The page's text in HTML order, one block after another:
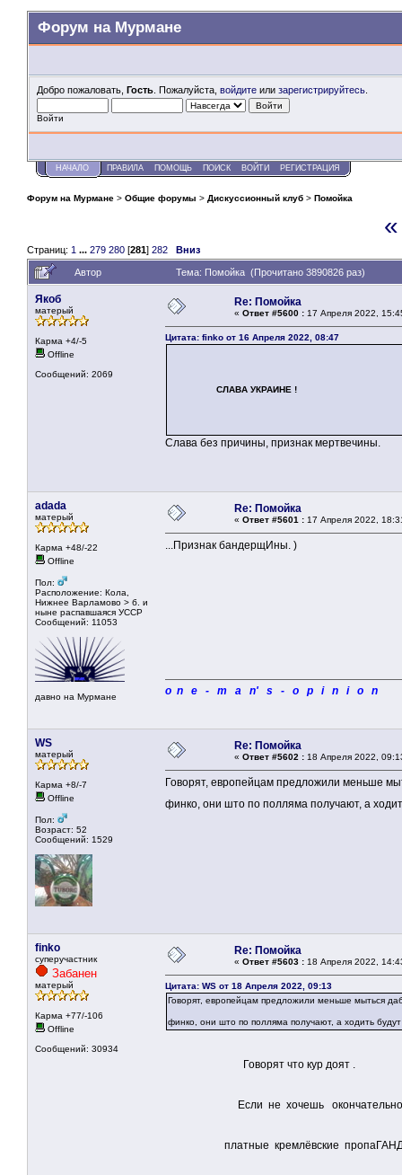
Форум на Мурмане
Добро пожаловать, Гость . Пожалуйста, войдите или зарегистрируйтесь
Войти
НАЧАЛО ПРАВИЛА ПОМОЩЬ ПОИСК ВОЙТИ РЕГИСТРАЦИЯ
Форум на Мурмане > Общие форумы > Дискуссионный клуб > Помойка
Страниц: 1 ... 279 280 [281] 282 Вниз
Автор Тема: Помойка (Прочитано 3890826 раз)
Якоб
матерый
Карма +4/-5
Offline
Сообщений: 2069
Re: Помойка
« Ответ #5600 : 17 Апреля 2022,
Цитата: finko от 16 Апреля 2022, 08:47
СЛАВА УКРАИНЕ !
Слава без причины, признак мертвечины.
adada
матерый
Карма +48/-22
Offline
Пол:
Расположение: Кола,
Нижнее Варламово > б. и
ныне распавшаяся УССР
Сообщений: 11053
давно на Мурмане
Re: Помойка
« Ответ #5601 : 17 Апреля 2022,
...Признак бандерщИны. )
o n e - m a n' s - o p i n i o n
WS
матерый
Карма +8/-7
Offline
Пол:
Возраст: 52
Сообщений: 1529
Re: Помойка
« Ответ #5602 : 18 Апреля 2022,
Говорят, европейцам предложили меньше
финко, они што по полляма получают, а
finko
суперучастник
Забанен
матерый
Карма +77/-106
Offline
Сообщений: 30934
Re: Помойка
« Ответ #5603 : 18 Апреля 2022,
Цитата: WS от 18 Апреля 2022, 09:13
Говорят, европейцам предложили меньше мыться
финко, они што по полляма получают, а ходить
Говорят что кур доят .
Если не хочешь окончательно
платные кремлёвские